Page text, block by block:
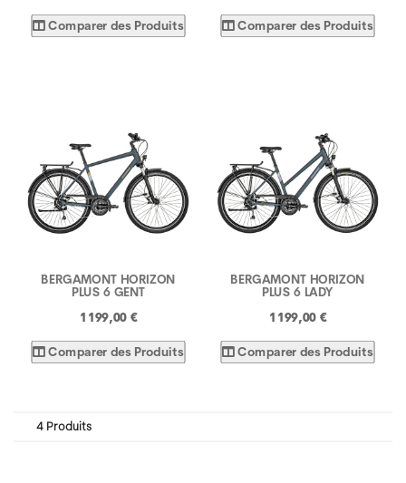
Comparer des Produits Comparer des Produits
BERGAMONT HORIZON
PLUS 6 GENT
1 199,00 €
Comparer des Produits
BERGAMONT HORIZON
PLUS 6 LADY
1 199,00 €
Comparer des Produits
4 Produits